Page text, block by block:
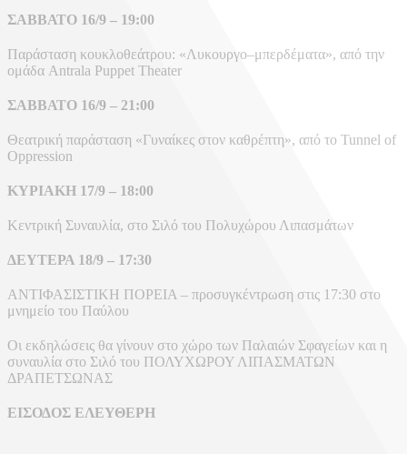
ΣΑΒΒΑΤΟ 16/9 – 19:00
Παράσταση κουκλοθεάτρου: «Λυκουργο–μπερδέματα», από την
ομάδα Antrala Puppet Theater
ΣΑΒΒΑΤΟ 16/9 – 21:00
Θεατρική παράσταση «Γυναίκες στον καθρέπτη», από το Tunnel of
Oppression
ΚΥΡΙΑΚΗ 17/9 – 18:00
Κεντρική Συναυλία, στο Σιλό του Πολυχώρου Λιπασμάτων
ΔΕΥΤΕΡΑ 18/9 – 17:30
ΑΝΤΙΦΑΣΙΣΤΙΚΗ ΠΟΡΕΙΑ – προσυγκέντρωση στις 17:30 στο
μνημείο του Παύλου
Οι εκδηλώσεις θα γίνουν στο χώρο των Παλαιών Σφαγείων και η
συναυλία στο Σιλό του ΠΟΛΥΧΩΡΟΥ ΛΙΠΑΣΜΑΤΩΝ
ΔΡΑΠΕΤΣΩΝΑΣ
ΕΙΣΟΔΟΣ ΕΛΕΥΘΕΡΗ